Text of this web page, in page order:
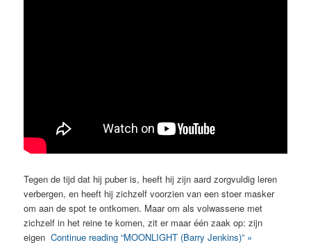
Tegen de tijd dat hij puber is, heeft hij zijn aard zorgvuldig leren
verbergen, en heeft hij zichzelf voorzien van een stoer masker
om aan de spot te ontkomen. Maar om als volwassene met
zichzelf in het reine te komen, zit er maar één zaak op: zijn
eigenContinue reading “MOONLIGHT (Barry Jenkins)” »